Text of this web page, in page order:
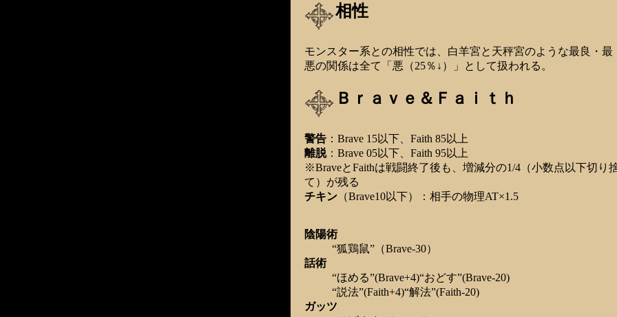
相性
モンスター系との相性では、白羊宮と天秤宮のような最良・最
悪の関係は全て「悪（25％↓）」として扱われる。
Ｂｒａｖｅ＆Ｆａｉｔｈ
警告 ：Brave 15以下、Faith 85以上
離脱：Brave 05以下、Faith 95以上
※BraveとFaithは戦闘終了後も、増減分の1/4（小数点以下切り
て）が残る
チキン （Brave10以下）：相手の物理AT×1.5
陰陽術
“狐鶏鼠”（Brave-30）
話術
“ほめる”(Brave+4)“おどす”(Brave-20)
“説法”(Faith+4)“解法”(Faith-20)
ガッツ